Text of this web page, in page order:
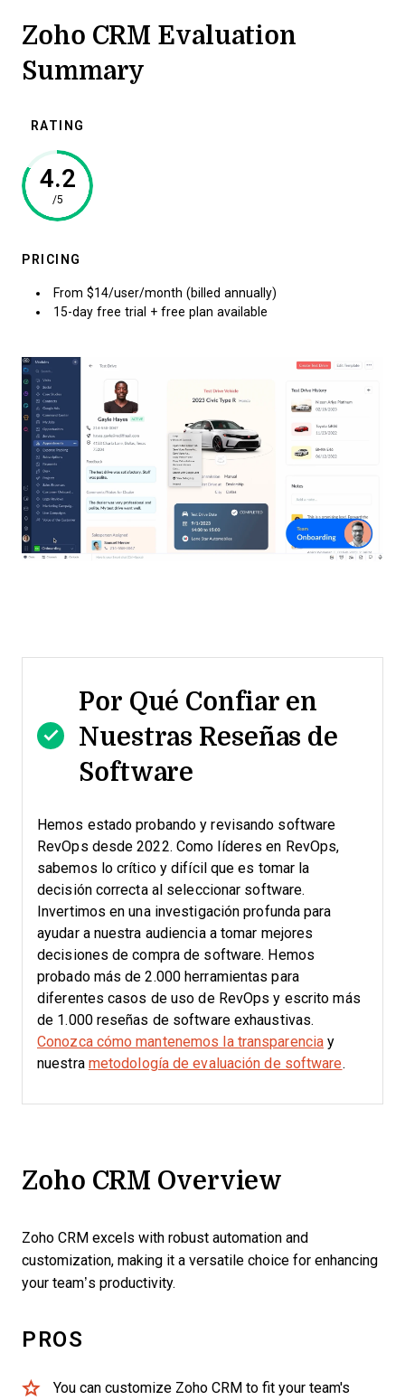
Zoho CRM Evaluation
Summary
RATING
4.2
/5
PRICING
From $14/user/month (billed annually)
15-day free trial + free plan available
Por Qué Confiar en
Nuestras Reseñas de
Software
Hemos estado probando y revisando software
RevOps desde 2022. Como líderes en RevOps,
sabemos lo crítico y difícil que es tomar la
decisión correcta al seleccionar software.
Invertimos en una investigación profunda para
ayudar a nuestra audiencia a tomar mejores
decisiones de compra de software. Hemos
probado más de 2.000 herramientas para
diferentes casos de uso de RevOps y escrito más
de 1.000 reseñas de software exhaustivas.
Conozca cómo mantenemos la transparencia y
nuestra metodología de evaluación de software.
Zoho CRM Overview
Zoho CRM excels with robust automation and
customization, making it a versatile choice for enhancing
your team’s productivity.
PROS
You can customize Zoho CRM to fit your team's